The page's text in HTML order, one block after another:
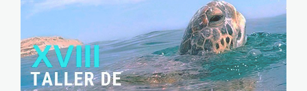
Copia de ¿Por qué
Perú debe ratificar el